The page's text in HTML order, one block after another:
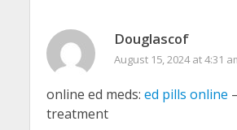
Douglascof
August 15, 2024 at 4:31
online ed meds: ed pills online
treatment